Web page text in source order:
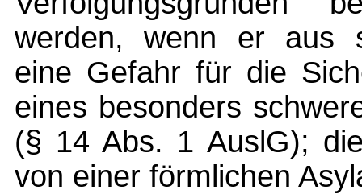
werden, wenn er aus
eine Gefahr für die
eines besonders
(§ 14 Abs. 1 AuslG);
von einer förmlichen